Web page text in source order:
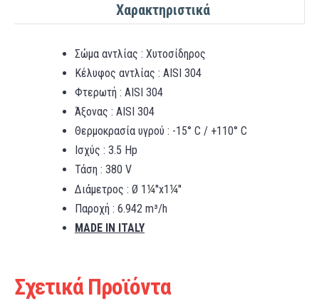
Χαρακτηριστικά
Σώμα αντλίας : Χυτοσίδηρος
Κέλυφος αντλίας : AISI 304
Φτερωτή : AISI 304
Άξονας : AISI 304
Θερμοκρασία υγρού : -15° C / +110° C
Ισχύς : 3.5 Hp
Τάση : 380 V
Διάμετρος : Ø 1¼''x1¼''
Παροχή : 6.942 m³/h
MADE IN ITALY
Σχετικά Προϊόντα